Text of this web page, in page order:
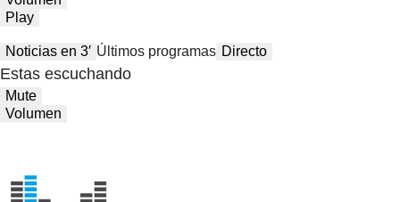
Play
Noticias en 3′ Últimos programas Directo
Estas escuchando
Mute
Volumen